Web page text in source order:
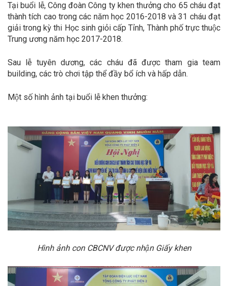
Tại buổi lễ, Công đoàn Công ty khen thưởng cho 65 cháu đạt
thành tích cao trong các năm học 2016-2018 và 31 cháu đạt
giải trong kỳ thi Học sinh giỏi cấp Tỉnh, Thành phố trực thuộc
Trung ương năm học 2017-2018.
Sau lễ tuyên dương, các cháu đã được tham gia team
building, các trò chơi tập thể đầy bổ ích và hấp dẫn.
Một số hình ảnh tại buổi lễ khen thưởng:
Hình ảnh con CBCNV được nhận Giấy khen